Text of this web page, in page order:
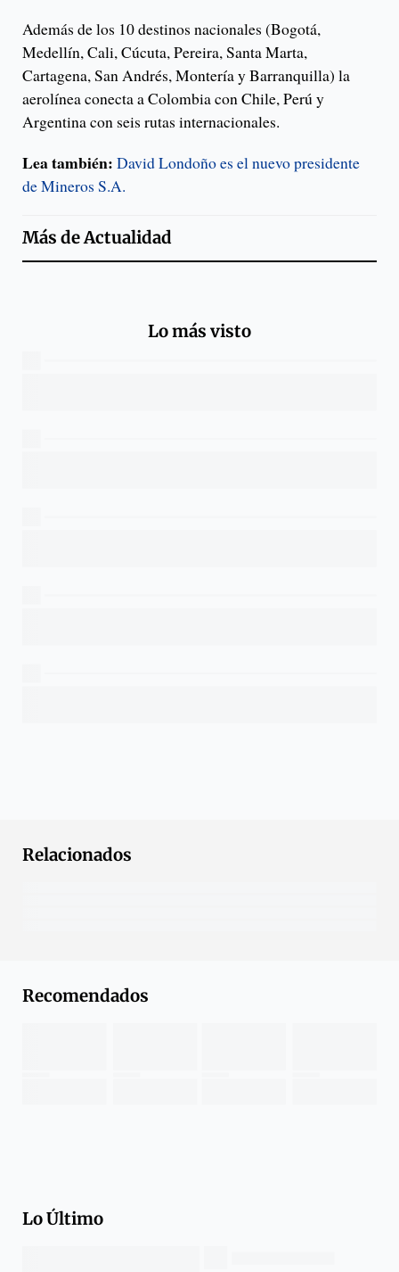
Además de los 10 destinos nacionales (Bogotá,
Medellín, Cali, Cúcuta, Pereira, Santa Marta,
Cartagena, San Andrés, Montería y Barranquilla) la
aerolínea conecta a Colombia con Chile, Perú y
Argentina con seis rutas internacionales.
Lea también: David Londoño es el nuevo presidente
de Mineros S.A.
Más deActualidad
Lo más visto
Relacionados
Recomendados
Lo Último